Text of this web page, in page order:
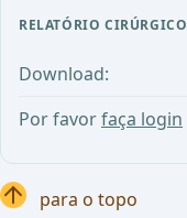
RELATÓRIO CIRÚRGICO
Download:
Por favorfaça login
para o topo